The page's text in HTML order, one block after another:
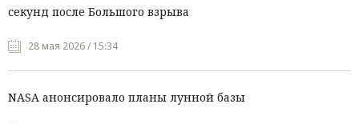
секунд после Большого взрыва
28 мая 2026 / 15:34
NASA анонсировало планы лунной базы